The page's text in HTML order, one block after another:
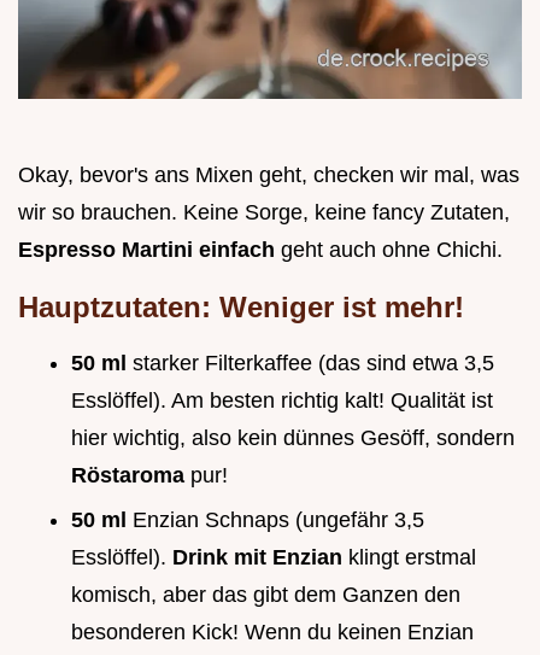
Okay, bevor's ans Mixen geht, checken wir mal, was
wir so brauchen. Keine Sorge, keine fancy Zutaten,
Espresso Martini einfach geht auch ohne Chichi.
Hauptzutaten: Weniger ist mehr!
50 ml starker Filterkaffee (das sind etwa 3,5
Esslöffel). Am besten richtig kalt! Qualität ist
hier wichtig, also kein dünnes Gesöff, sondern
Röstaroma pur!
50 ml Enzian Schnaps (ungefähr 3,5
Esslöffel). Drink mit Enzian klingt erstmal
komisch, aber das gibt dem Ganzen den
besonderen Kick! Wenn du keinen Enzian